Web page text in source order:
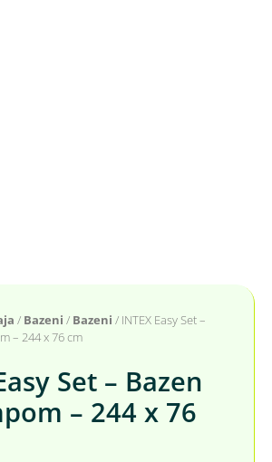
/ Bazeni / Bazeni / INTEX Easy Set –
– 244 x 76 cm
Set – Bazen
– 244 x 76